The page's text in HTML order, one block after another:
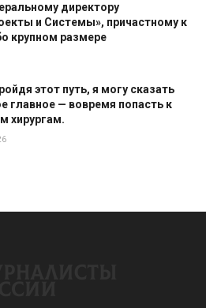
директору
и Системы», причастному к
крупном размере
этот путь, я могу сказать
главное — вовремя попасть к
хирургам.